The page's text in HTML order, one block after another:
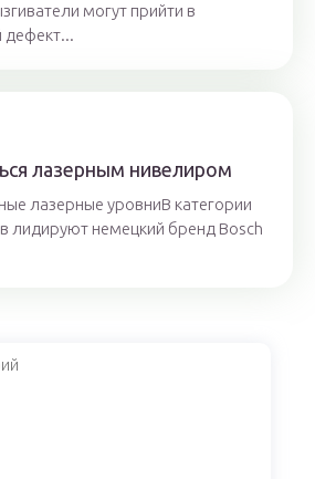
могут прийти в
дефект...
лазерным нивелиром
лазерные уровниВ категории
лидируют немецкий бренд Bosch